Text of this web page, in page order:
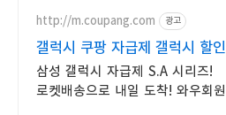
http://m.coupang.com 광고
갤럭시 쿠팡 자급제 갤럭시 할인
삼성 갤럭시 자급제 S.A 시리즈!
로켓배송으로 내일 도착! 와우회원